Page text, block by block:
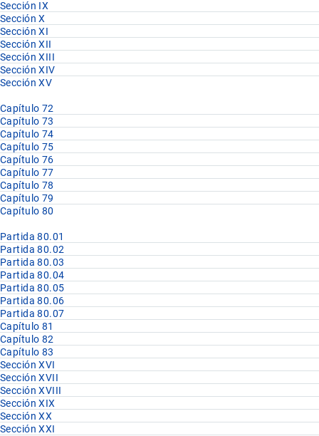
Sección IX
Sección X
Sección XI
Sección XII
Sección XIII
Sección XIV
Sección XV
Capítulo 72
Capítulo 73
Capítulo 74
Capítulo 75
Capítulo 76
Capítulo 77
Capítulo 78
Capítulo 79
Capítulo 80
Partida 80.01
Partida 80.02
Partida 80.03
Partida 80.04
Partida 80.05
Partida 80.06
Partida 80.07
Capítulo 81
Capítulo 82
Capítulo 83
Sección XVI
Sección XVII
Sección XVIII
Sección XIX
Sección XX
Sección XXI